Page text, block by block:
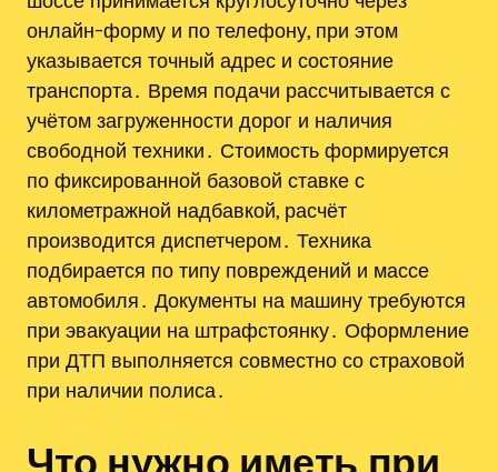
онлайн-форму и по телефону, при этом
указывается точный адрес и состояние
транспорта․ Время подачи рассчитывается с
учётом загруженности дорог и наличия
свободной техники․ Стоимость формируется
по фиксированной базовой ставке с
километражной надбавкой, расчёт
производится диспетчером․ Техника
подбирается по типу повреждений и массе
автомобиля․ Документы на машину требуются
при эвакуации на штрафстоянку․ Оформление
при ДТП выполняется совместно со страховой
при наличии полиса․
Что нужно иметь при